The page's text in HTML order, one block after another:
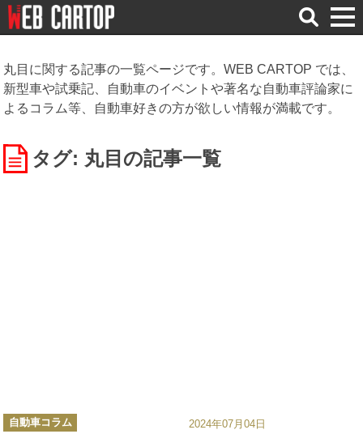
検
索
丸目に関する記事の一覧ページです。WEB CARTOP では、
新型車や試乗記、自動車のイベントや著名な自動車評論家に
よるコラム等、自動車好きの方が欲しい情報が満載です。
タグ: 丸目 の記事一覧
カ
テ
自動車コラム 2024年07月04日